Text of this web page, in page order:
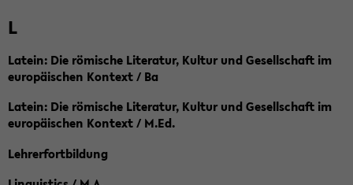
L
Latein: Die römische Literatur, Kultur und Gesellschaft im
europäischen Kontext / Ba
Latein: Die römische Literatur, Kultur und Gesellschaft im
europäischen Kontext / M.Ed.
Lehrerfortbildung